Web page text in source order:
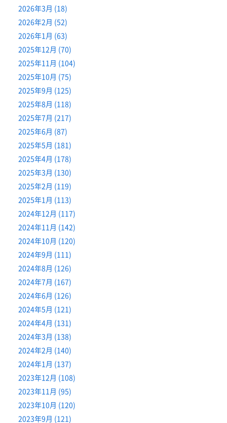
2026年3月 (18)
2026年2月 (52)
2026年1月 (63)
2025年12月 (70)
2025年11月 (104)
2025年10月 (75)
2025年9月 (125)
2025年8月 (118)
2025年7月 (217)
2025年6月 (87)
2025年5月 (181)
2025年4月 (178)
2025年3月 (130)
2025年2月 (119)
2025年1月 (113)
2024年12月 (117)
2024年11月 (142)
2024年10月 (120)
2024年9月 (111)
2024年8月 (126)
2024年7月 (167)
2024年6月 (126)
2024年5月 (121)
2024年4月 (131)
2024年3月 (138)
2024年2月 (140)
2024年1月 (137)
2023年12月 (108)
2023年11月 (95)
2023年10月 (120)
2023年9月 (121)